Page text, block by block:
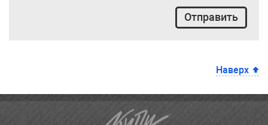
Отправить
Наверх